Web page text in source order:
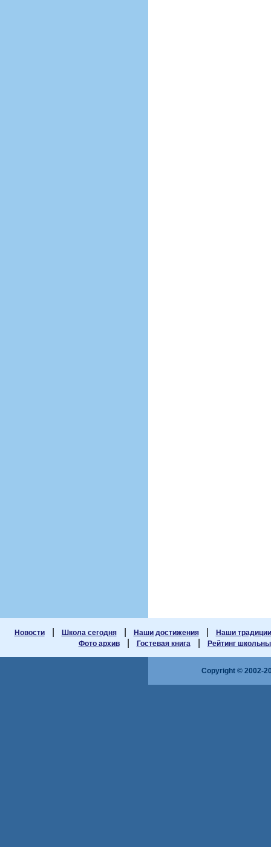
Новости| Школа сегодня| Наши достижения|
Наши традиции
Фото архив| Гостевая книга Рейтинг
Copyright © 2002-